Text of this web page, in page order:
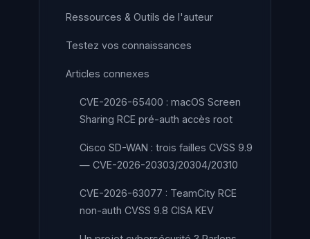
Ressources & Outils de l'auteur
Testez vos connaissances
Articles connexes
CVE-2026-65400 : macOS Screen
Sharing RCE pré-auth accès root
Cisco SD-WAN : trois failles CVSS 9.9
— CVE-2026-20303/20304/20310
CVE-2026-63077 : TeamCity RCE
non-auth CVSS 9.8 CISA KEV